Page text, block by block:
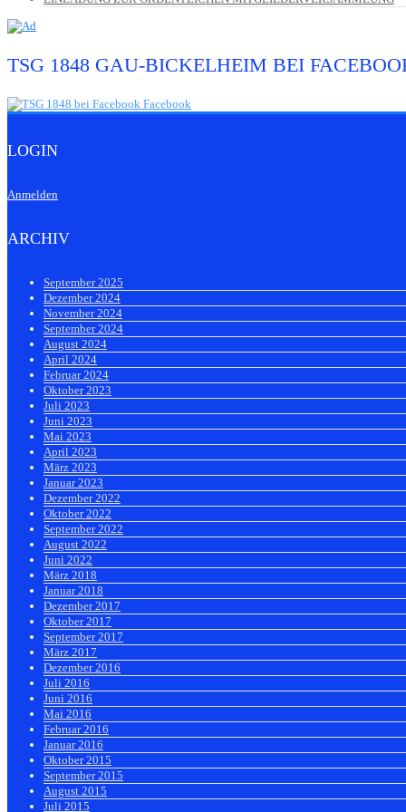
TSG 1848 GAU-BICKELHEIM BEI
LOGIN
Anmelden
ARCHIV
September 2025
Dezember 2024
November 2024
September 2024
August 2024
April 2024
Februar 2024
Oktober 2023
Juli 2023
Juni 2023
Mai 2023
April 2023
März 2023
Januar 2023
Dezember 2022
Oktober 2022
September 2022
August 2022
Juni 2022
März 2018
Januar 2018
Dezember 2017
Oktober 2017
September 2017
März 2017
Dezember 2016
Juli 2016
Juni 2016
Mai 2016
Februar 2016
Januar 2016
Oktober 2015
September 2015
August 2015
Juli 2015